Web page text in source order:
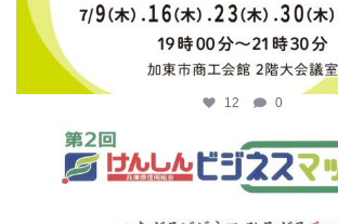
12 0
katosci
4月 14